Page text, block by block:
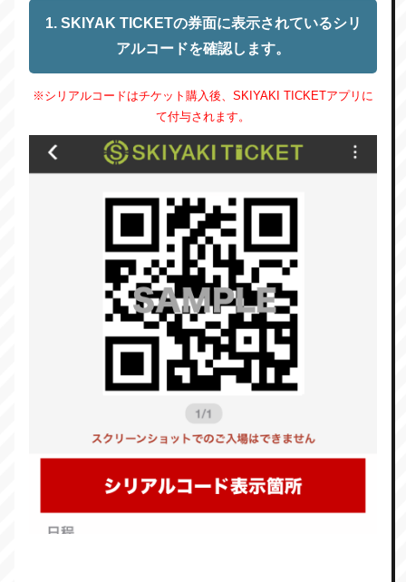
1. SKIYAK TICKETの券面に表示されているシリ
アルコードを確認します。
※シリアルコードはチケット購入後、SKIYAKI TICKETアプリに
て付与されます。